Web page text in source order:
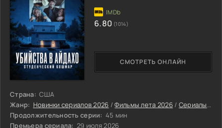
Страна: США
Жанр: Новинки сериалов 2026 /Фильмы лета 2026/ Сериалы лета 2026
Продолжительность серии: 45 мин
Премьера сериала: 29 июля 2026
СМОТРЕТЬ ОНЛАЙН
6.80 (1014)